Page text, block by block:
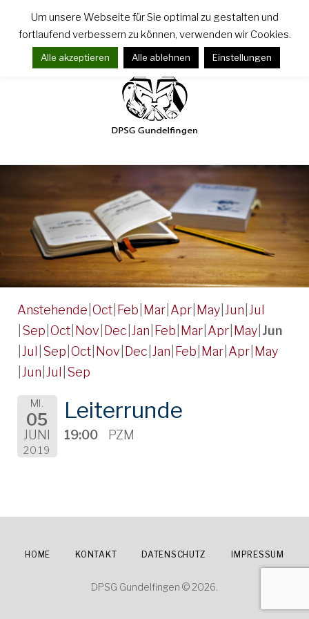
Inhalt
springen
Termine
Anstehende Oct Feb Mar Apr May Jun Jul
Sep Oct Nov Dec Jan Feb Mar Apr May Jun
Jul Sep Oct Nov Dec Jan Feb Mar Apr May
Jun Jul Sep
MI.
05
JUNI
2019
Leiterrunde
19:00 PZM
HOME KONTAKT DATENSCHUTZ IMPRESSUM
DPSG Gundelfingen © 2026.
Um unsere Webseite für Sie optimal zu gestalten und
fortlaufend verbessern zu können, verwenden wir Cookies.
Alle akzeptieren Alle ablehnen Einstellungen